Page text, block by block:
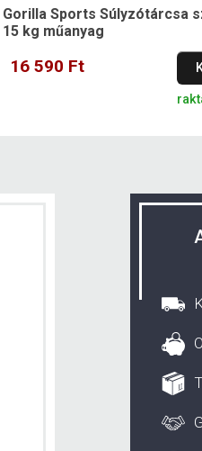
Gorilla Sports Súlyzótárcsa
15 kg műanyag
16 590 Ft